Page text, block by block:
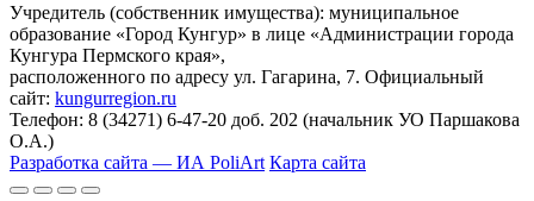
Учредитель (собственник имущества): муниципальное
образование «Город Кунгур» в лице «Администрации города
Кунгура Пермского края»,
расположенного по адресу ул. Гагарина, 7. Официальный
сайт: kungurregion.ru
Телефон: 8 (34271) 6-47-20 доб. 202 (начальник УО Паршакова
О.А.)
Разработка сайта — ИА PoliArt Карта сайта